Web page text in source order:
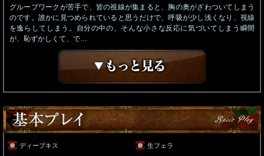
グループワークが苦手で、皆の視線が集まると、胸の奥がざわついてしまう
のです。誰かに見つめられていると思うだけで、呼吸が少し浅くなり、視線
を逸らしてしまう。自分の中の、そんな小さな反応に気づいてしまう瞬間
が、恥ずかしくて、で…
ディープキス 生フェラ